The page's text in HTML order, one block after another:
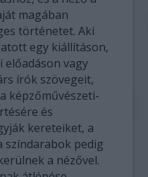
magában
történetet. Aki
egy kiállításon,
előadáson vagy
írók szövegeit,
képzőművészeti-
és
kereteiket, a
színdarabok pedig
a nézővel.